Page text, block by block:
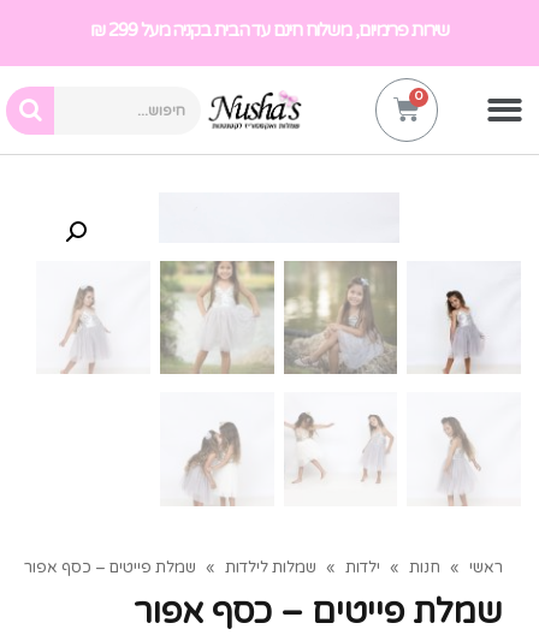
שירות פרימיום, משלוח חינם עד הבית בקניה מעל 299 ₪
ראשי » חנות » ילדות » שמלות לילדות » שמלת פייטים – כסף אפור
שמלת פייטים – כסף אפור